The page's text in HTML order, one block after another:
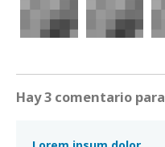
Hay 3 comentario